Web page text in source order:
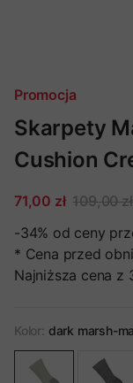
Promocja
Skarpety
Cushion
71,00 zł 109,00 zł
-34% od ceny
* Cena przed
Najniższa cena z
Kolor: dark marsh-